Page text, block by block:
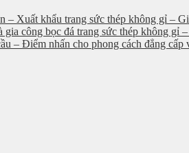
Xuất khẩu trang sức thép không gỉ –
công bọc đá trang sức thép không
– Điểm nhấn cho phong cách đẳng cấp